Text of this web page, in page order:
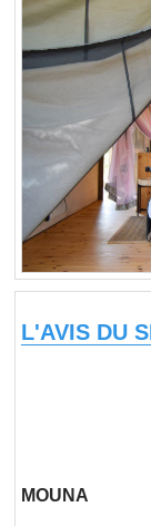
L'AVIS DU
MOUNA